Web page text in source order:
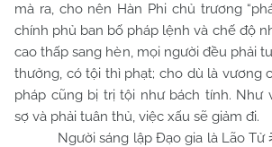
mà ra, cho nên Hàn Phi chủ trương
chính phủ ban bố pháp lệnh và chế độ
cao thấp sang hèn, mọi người đều phải
thưởng, có tội thì phạt; cho dù là vương
pháp cũng bị trị tội như bách tính. Như
sợ và phải tuân thủ, việc xấu sẽ giảm đi.
Người sáng lập Đạo gia là Lão Tử